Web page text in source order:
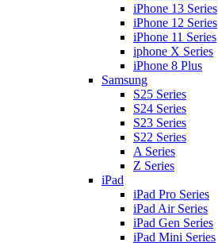
iPhone 13 Series
iPhone 12 Series
iPhone 11 Series
iphone X Series
iPhone 8 Plus
Samsung
S25 Series
S24 Series
S23 Series
S22 Series
A Series
Z Series
iPad
iPad Pro Series
iPad Air Series
iPad Gen Series
iPad Mini Series